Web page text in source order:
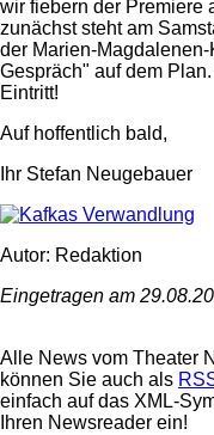
wir fiebern der Premiere
zunächst steht am
der Marien-
Gespräch" auf dem
Eintritt!
Auf hoffentlich bald,
Ihr Stefan Neugebauer
Autor: Redaktion
Eingetragen am
Alle News vom Theater
können Sie auch als
einfach auf das XML-
Ihren Newsreader ein!